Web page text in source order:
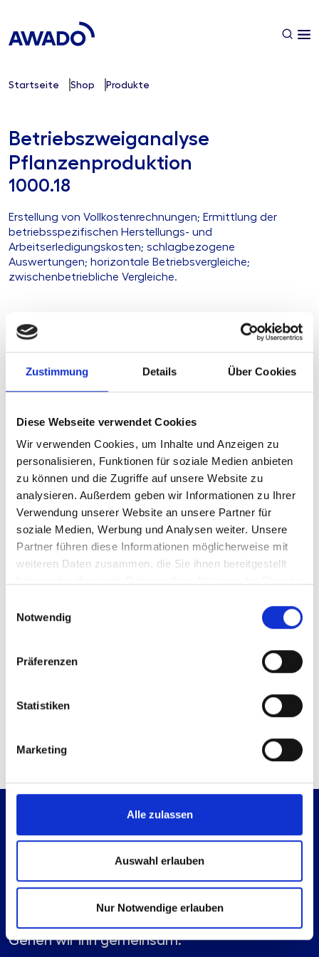
Zustimmung Details Über Cookies
Diese Webseite verwendet Cookies
Wir verwenden Cookies, um Inhalte und Anzeigen zu
personalisieren, Funktionen für soziale Medien anbieten
zu können und die Zugriffe auf unsere Website zu
analysieren. Außerdem geben wir Informationen zu Ihrer
Verwendung unserer Website an unsere Partner für
soziale Medien, Werbung und Analysen weiter. Unsere
Partner führen diese Informationen möglicherweise mit
weiteren Daten zusammen, die Sie ihnen bereitgestellt
Notwendig
Präferenzen
Statistiken
Marketing
Alle zulassen
Auswahl erlauben
Nur Notwendige erlauben
Startseite Shop Produkte
Betriebszweiganalyse
Pflanzenproduktion
1000.18
Erstellung von Vollkostenrechnungen; Ermittlung der
betriebsspezifischen Herstellungs- und
Arbeitserledigungskosten; schlagbezogene
Auswertungen; horizontale Betriebsvergleiche;
zwischenbetriebliche Vergleiche.
Produkttyp
Standardisierte
Beratungsleistung
Stand 05.01.2026
Geplante
Aktualisierung
derzeit keine
Dieser Inhalt steht nur angemeldeten Nutzern zur
Verfügung.
Sie können sich
Technische Anfrage
Es geht immer einen Schritt weiter.
Gehen wir ihn gemeinsam.